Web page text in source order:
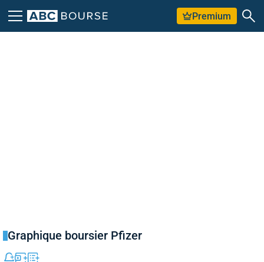
Premium
Graphique boursier Pfizer